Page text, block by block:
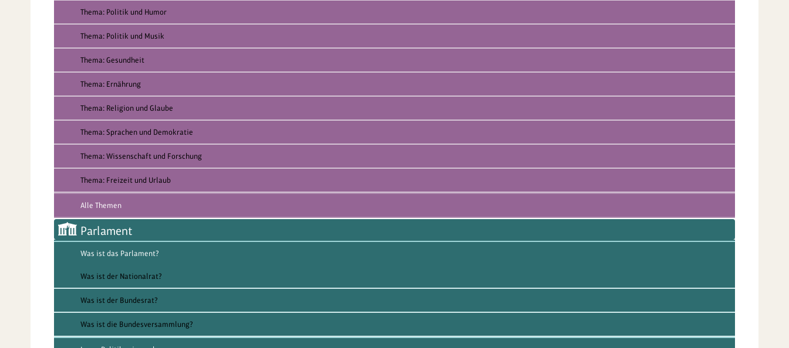
Thema: Politik und Humor
Thema: Politik und Musik
Thema: Gesundheit
Thema: Ernährung
Thema: Religion und Glaube
Thema: Sprachen und Demokratie
Thema: Wissenschaft und Forschung
Thema: Freizeit und Urlaub
Alle Themen
Parlament
Was ist das Parlament?
Was ist der Nationalrat?
Was ist der Bundesrat?
Was ist die Bundesversammlung?